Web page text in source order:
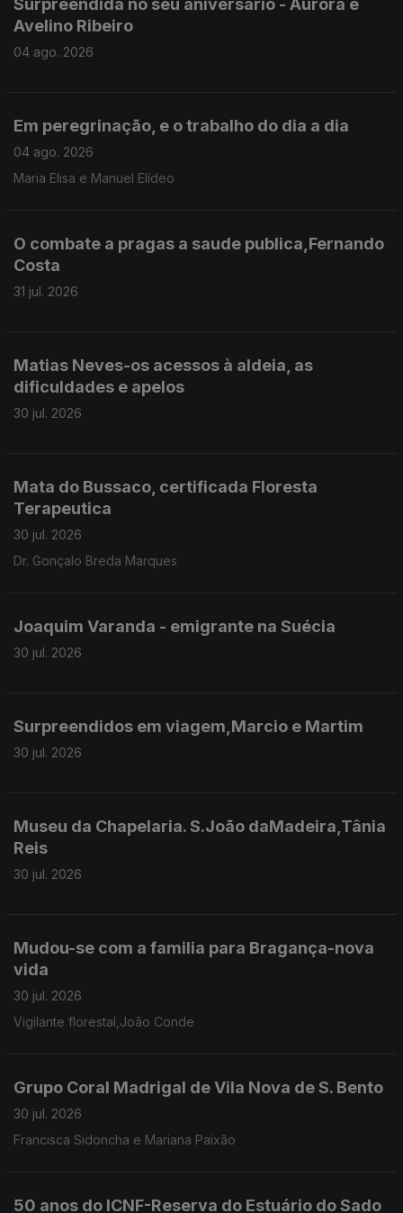
Surpreendida no seu aniversário - Aurora e
Avelino Ribeiro
04 ago. 2026
Em peregrinação, e o trabalho do dia a dia
04 ago. 2026
Maria Elisa e Manuel Elídeo
O combate a pragas a saude publica,Fernando
Costa
31 jul. 2026
Matias Neves-os acessos à aldeia, as
dificuldades e apelos
30 jul. 2026
Mata do Bussaco, certificada Floresta
Terapeutica
30 jul. 2026
Dr. Gonçalo Breda Marques
Joaquim Varanda - emigrante na Suécia
30 jul. 2026
Surpreendidos em viagem,Marcio e Martim
30 jul. 2026
Museu da Chapelaria. S.João daMadeira,Tânia
Reis
30 jul. 2026
Mudou-se com a familia para Bragança-nova
vida
30 jul. 2026
Vigilante florestal,João Conde
Grupo Coral Madrigal de Vila Nova de S. Bento
30 jul. 2026
Francisca Sidoncha e Mariana Paixão
50 anos do ICNF-Reserva do Estuário do Sado